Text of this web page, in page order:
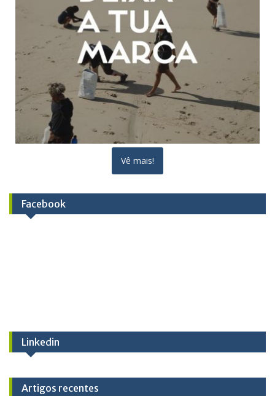
Vê mais!
Facebook
Linkedin
Artigos recentes